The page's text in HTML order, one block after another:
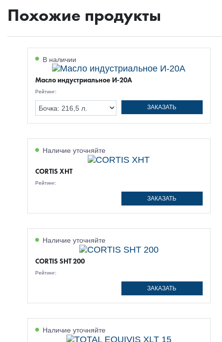
Похожие продукты
В наличии
Масло индустриальное И-20А
Рейтинг:
ЗАКАЗАТЬ
Наличие уточняйте
CORTIS XHT
Рейтинг:
ЗАКАЗАТЬ
Наличие уточняйте
CORTIS SHT 200
Рейтинг:
ЗАКАЗАТЬ
Наличие уточняйте